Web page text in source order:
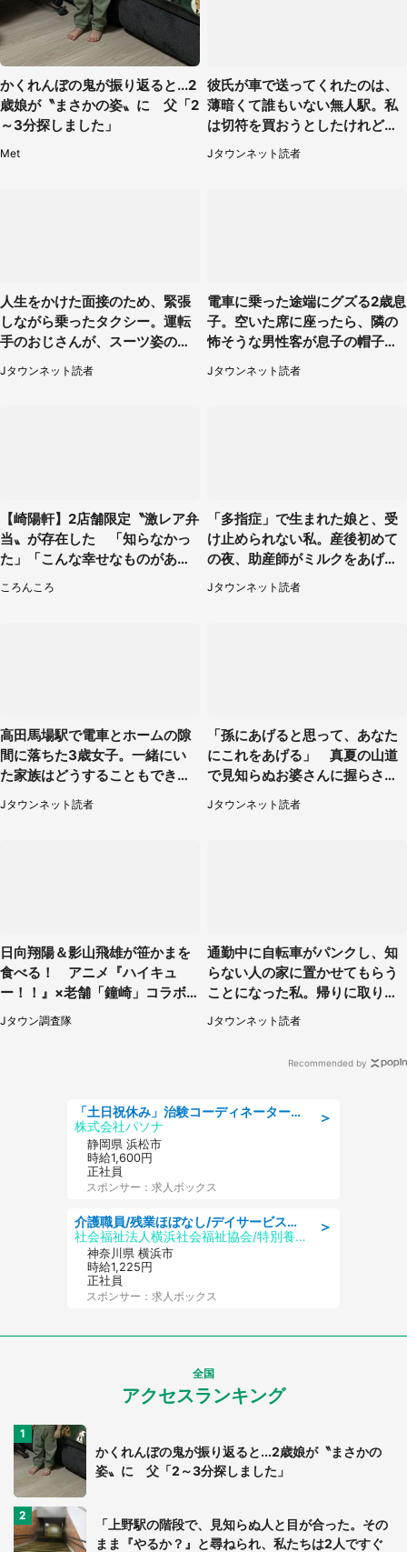
かくれんぼの鬼が振り返ると...2
歳娘が〝まさかの姿〟に 父「2
～3分探しました」
Met
彼氏が車で送ってくれたのは、
薄暗くて誰もいない無人駅。私
は切符を買おうとしたけれど
（山形県・20代女性）
Jタウンネット読者
人生をかけた面接のため、緊張
しながら乗ったタクシー。運転
手のおじさんが、スーツ姿の私
を見て...（福岡県・30代女性）
Jタウンネット読者
電車に乗った途端にグズる2歳息
子。空いた席に座ったら、隣の
怖そうな男性客が息子の帽子に
手を伸ばし（千葉県・40代女
性）
Jタウンネット読者
【崎陽軒】2店舗限定〝激レア弁
当〟が存在した 「知らなかっ
た」「こんな幸せなものがあっ
ころんころ
「多指症」で生まれた娘と、受
け止められない私。産後初めて
の夜、助産師がミルクをあげて
るのを見て...（静岡県・20代女
性）
Jタウンネット読者
高田馬場駅で電車とホームの隙
間に落ちた3歳女子。一緒にい
た家族はどうすることもできな
くて...（埼玉県・50代女性）
Jタウンネット読者
「孫にあげると思って、あなた
にこれをあげる」 真夏の山道
で見知らぬお婆さんに握らされ
たもの（山口県・30代女性）
Jタウンネット読者
日向翔陽＆影山飛雄が笹かまを
食べる！ アニメ『ハイキュ
ー！！』×老舗「鐘崎」コラボ
で限定グッズも【8／1～31】
Jタウン調査隊
通勤中に自転車がパンクし、知
らない人の家に置かせてもらう
ことになった私。帰りに取りに
行くと、なんと...（東京都・40
代女性）
Jタウンネット読者
Recommended by
＞
「土日祝休み」治験コーディネーターのお仕事/未経験OK
株式会社パソナ
静岡県 浜松市
時給1,600円
正社員
スポンサー：求人ボックス
＞
介護職員/残業ほぼなし/デイサービスの介護職/日勤のみ
社会福祉法人横浜社会福祉協会/特別養護老人ホーム 南太田ホーム
神奈川県 横浜市
時給1,225円
正社員
スポンサー：求人ボックス
全国
アクセスランキング
かくれんぼの鬼が振り返ると...2歳娘が〝まさかの
姿〟に 父「2～3分探しました」
「上野駅の階段で、見知らぬ人と目が合った。その
まま『やるか？』と尋ねられ、私たちは2人ですぐ